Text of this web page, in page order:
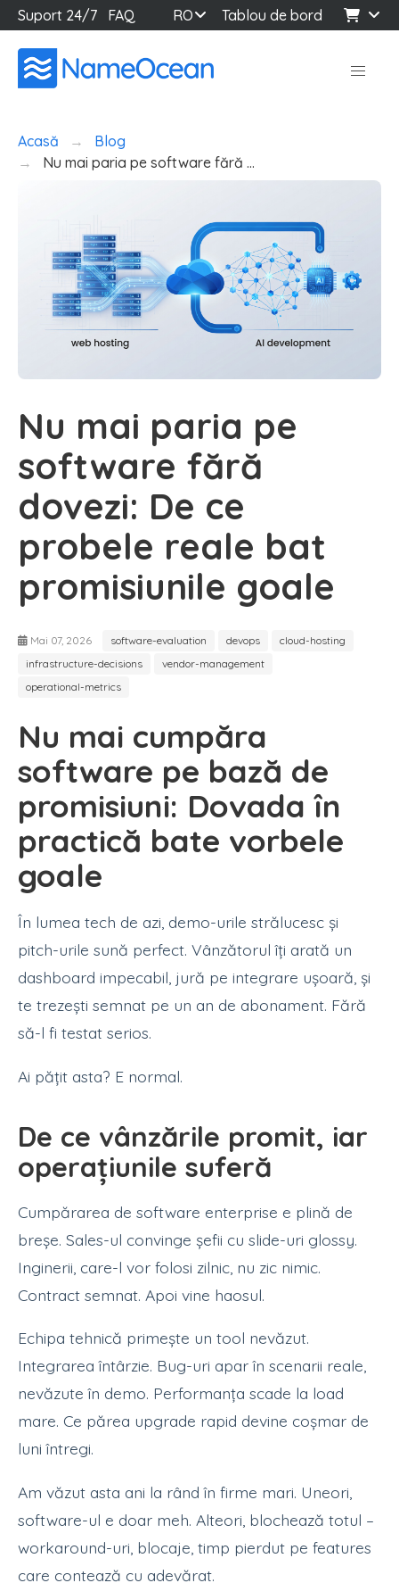
Suport 24/7 FAQ RO Tablou de bord
Acasă
Blog
Nu mai paria pe software fără …
Nu mai paria pe
software fără
dovezi: De ce
probele reale bat
promisiunile goale
Mai 07, 2026 software-evaluation devops
cloud-hosting
infrastructure-decisions
vendor-management
operational-metrics
Nu mai cumpăra
software pe bază de
promisiuni: Dovada în
practică bate vorbele
goale
În lumea tech de azi, demo-urile strălucesc și
pitch-urile sună perfect. Vânzătorul îți arată un
dashboard impecabil, jură pe integrare ușoară, și
te trezești semnat pe un an de abonament. Fără
să-l fi testat serios.
Ai pățit asta? E normal.
De ce vânzările promit, iar
operațiunile suferă
Cumpărarea de software enterprise e plină de
breșe. Sales-ul convinge șefii cu slide-uri glossy.
Inginerii, care-l vor folosi zilnic, nu zic nimic.
Contract semnat. Apoi vine haosul.
Echipa tehnică primește un tool nevăzut.
Integrarea întârzie. Bug-uri apar în scenarii reale,
nevăzute în demo. Performanța scade la load
mare. Ce părea upgrade rapid devine coșmar de
luni întregi.
Am văzut asta ani la rând în firme mari. Uneori,
software-ul e doar meh. Alteori, blochează totul –
workaround-uri, blocaje, timp pierdut pe features
care contează cu adevărat.